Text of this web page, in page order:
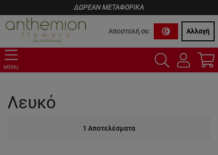
ΔΩΡΕΑΝ ΜΕΤΑΦΟΡΙΚΑ
Αποστολή σε: Αλλαγή
MENU
Λευκό
1 Αποτελέσματα